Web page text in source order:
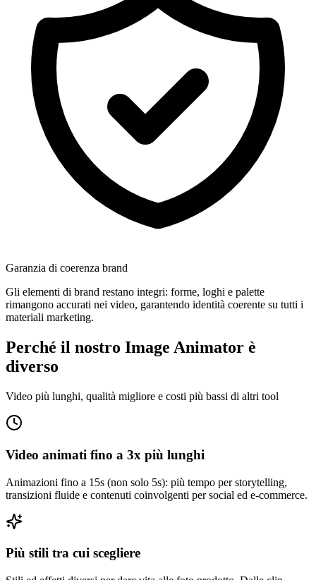
Garanzia di coerenza brand
Gli elementi di brand restano integri: forme, loghi e palette
rimangono accurati nei video, garantendo identità coerente su tutti i
materiali marketing.
Perché il nostro Image Animator è
diverso
Video più lunghi, qualità migliore e costi più bassi di altri tool
Video animati fino a 3x più lunghi
Animazioni fino a 15s (non solo 5s): più tempo per storytelling,
transizioni fluide e contenuti coinvolgenti per social ed e-commerce.
Più stili tra cui scegliere